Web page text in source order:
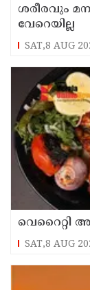
ശരീരവും
വേറെയില്ല
SAT,8 AUG
വെറൈറ്റി
SAT,8 AUG